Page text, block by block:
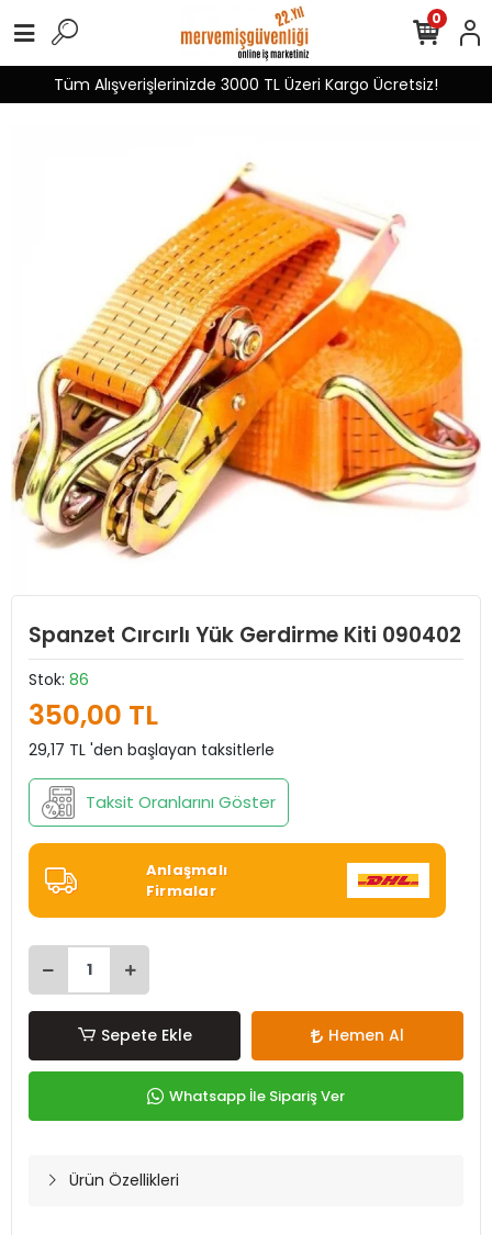
Tüm Alışverişlerinizde 3000 TL Üzeri Kargo Ücretsiz!
0
Spanzet Cırcırlı Yük Gerdirme Kiti 090402
Stok: 86
350,00 TL
29,17 TL 'den başlayan taksitlerle
Taksit Oranlarını Göster
Anlaşmalı
Firmalar
Sepete Ekle Hemen Al
Whatsapp İle Sipariş Ver
Ürün Özellikleri